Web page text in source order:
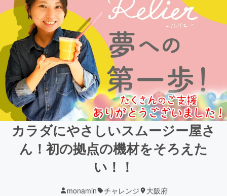
カラダにやさしいスムージー屋さ
ん！初の拠点の機材をそろえた
い！！
monamin チャレンジ 大阪府